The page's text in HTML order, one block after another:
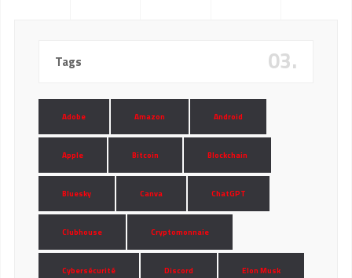
Tags 03.
Adobe Amazon Android
Apple Bitcoin Blockchain
Bluesky Canva ChatGPT
Clubhouse Cryptomonnaie
Cybersécurité Discord Elon Musk